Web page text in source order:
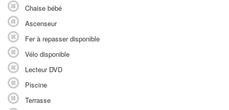
Chaise bébé
Ascenseur
Fer à repasser disponible
Vélo disponible
Lecteur DVD
Piscine
Terrasse